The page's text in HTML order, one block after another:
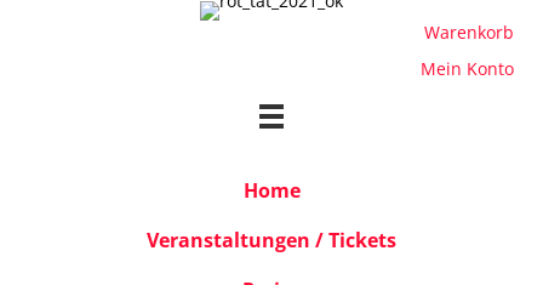
Warenkorb
Mein Konto
Home
Veranstaltungen / Tickets